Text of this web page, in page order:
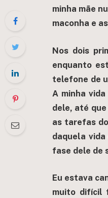
minha mãe
maconha e
Nos dois
enquanto
telefone de
A minha
dele, até que
as tarefas
daquela
fase dele de
Eu estava
muito difícil